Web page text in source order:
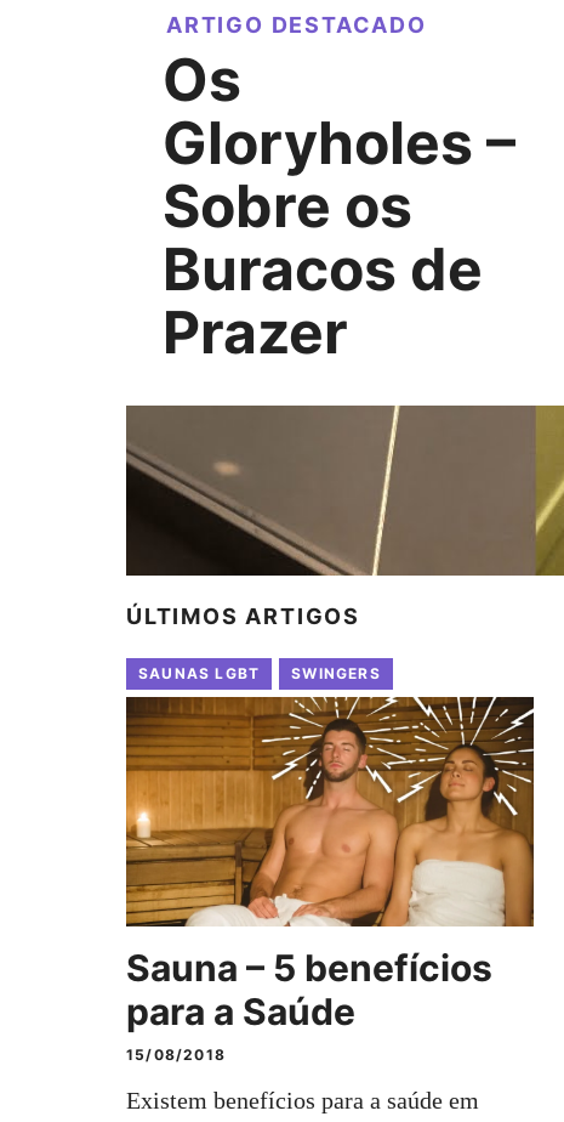
ARTIGO DESTACADO
Os
Gloryholes –
Sobre os
Buracos de
Prazer
ÚLTIMOS ARTIGOS
SAUNAS LGBT SWINGERS
Sauna – 5 benefícios
para a Saúde
15/08/2018
Existem benefícios para a saúde em